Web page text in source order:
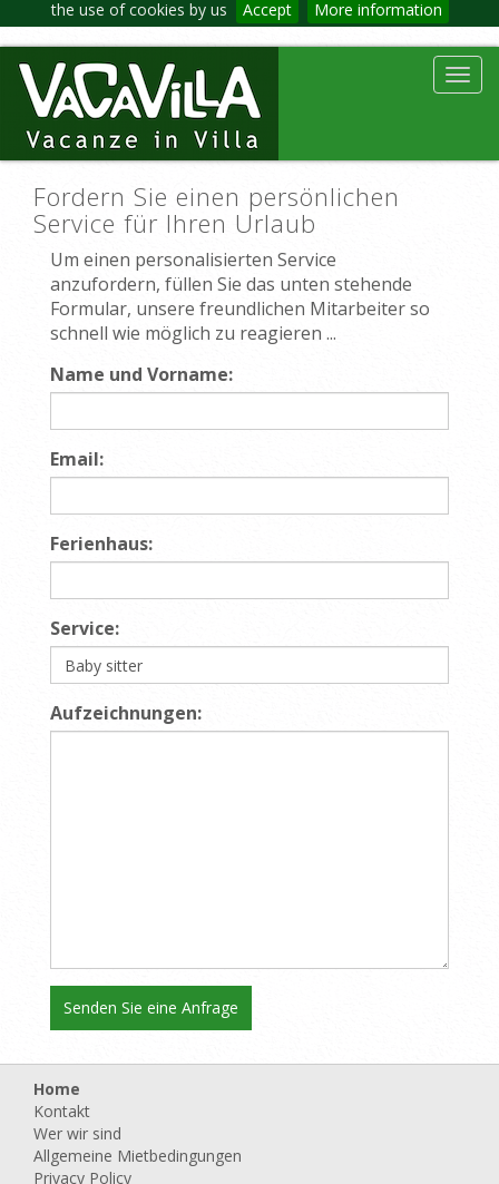
the use of cookies by us Accept More information
Fordern Sie einen persönlichen
Service für Ihren Urlaub
Um einen personalisierten Service
anzufordern, füllen Sie das unten stehende
Formular, unsere freundlichen Mitarbeiter so
schnell wie möglich zu reagieren ...
Name und Vorname:
Email:
Ferienhaus:
Service:
Aufzeichnungen:
Home
Kontakt
Wer wir sind
Allgemeine Mietbedingungen
Privacy Policy